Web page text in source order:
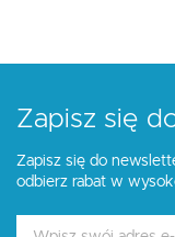
Zapisz się
Zapisz się do
odbierz rabat w